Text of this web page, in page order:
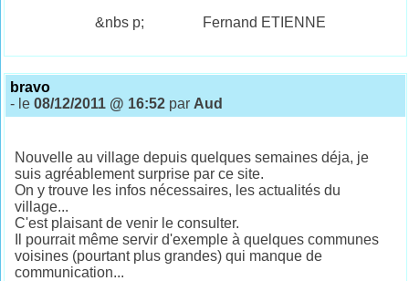
&nbs p; Fernand ETIENNE
bravo
- le08/12/2011 @ 16:52 par Aud
Nouvelle au village depuis quelques semaines déja, je
suis agréablement surprise par ce site.
On y trouve les infos nécessaires, les actualités du
village...
C'est plaisant de venir le consulter.
Il pourrait même servir d'exemple à quelques communes
voisines (pourtant plus grandes) qui manque de
communication...